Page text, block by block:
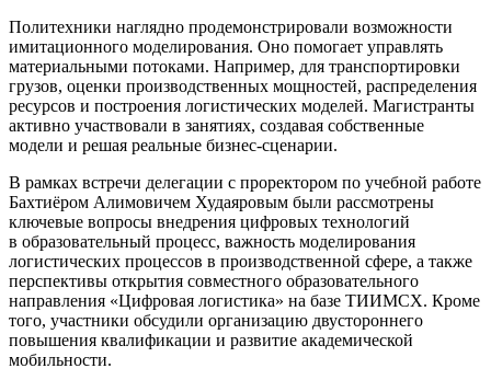
Политехники наглядно продемонстрировали возможности
имитационного моделирования. Оно помогает управлять
материальными потоками. Например, для транспортировки
грузов, оценки производственных мощностей, распределения
ресурсов и построения логистических моделей. Магистранты
активно участвовали в занятиях, создавая собственные
модели и решая реальные бизнес-сценарии.
В рамках встречи делегации с проректором по учебной работе
Бахтиёром Алимовичем Худаяровым были рассмотрены
ключевые вопросы внедрения цифровых технологий
в образовательный процесс, важность моделирования
логистических процессов в производственной сфере, а также
перспективы открытия совместного образовательного
направления «Цифровая логистика» на базе ТИИМСХ. Кроме
того, участники обсудили организацию двустороннего
повышения квалификации и развитие академической
мобильности.